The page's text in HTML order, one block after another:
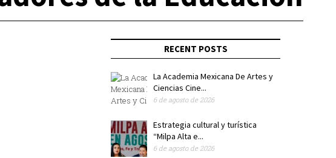
RECENT POSTS
La Academia Mexicana De Artes y
Ciencias Cine...
6 de agosto de 2026
Estrategia cultural y turística
“Milpa Alta e...
6 de agosto de 2026